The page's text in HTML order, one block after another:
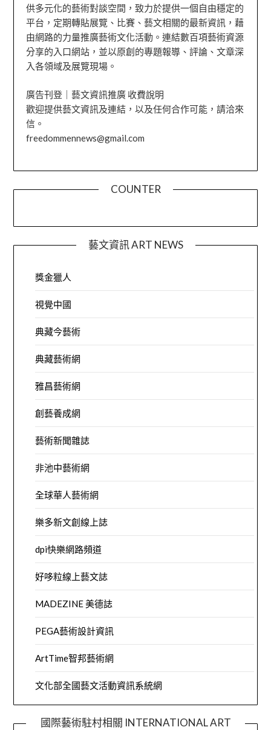
供多元化的藝術對談空間，致力於提供一個自由穩定的
平台，定期轉貼展覽、比賽、藝文相關的最新資訊，藉
由網路的力量推廣藝術文化活動。連結數百項藝術資源
分享的入口網站，並以原創的專題報導、評論、文章深
入各領域及展覽現場。
廣告刊登｜藝文資訊推廣 收費說明
歡迎提供藝文資訊及連結，以及任何合作可能，請洽來
信。
freedommennews@gmail.com
COUNTER
藝文資訊 ART NEWS
獎金獵人
視覺中國
典藏今藝術
典藏藝術網
雅昌藝術網
創藝養成網
藝術新聞雜誌
非池中藝術網
全球華人藝術網
樂多新文創線上誌
dpi快樂網路頻道
好哆粒線上藝文誌
MADEZINE 美德誌
PEGA藝術設計資訊
ArtTime智邦藝術網
文化部全國藝文活動資訊系統網
國際藝術駐村相關 INTERNATIONAL ART